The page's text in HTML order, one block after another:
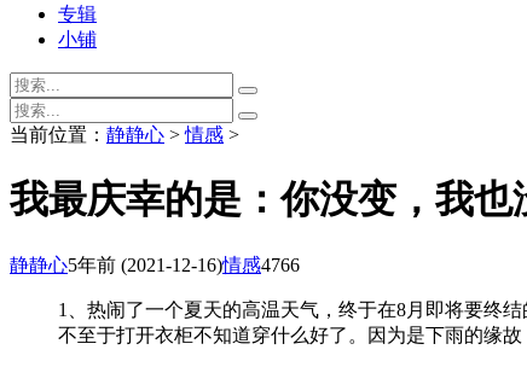
专辑
小铺
当前位置： 静静心 >情感 >
我最庆幸的是：你没变，我也
静静心5年前 (2021-12-16)情感4766
1、热闹了一个夏天的高温天气，终于在8月即将要终
不至于打开衣柜不知道穿什么好了。因为是下雨的缘